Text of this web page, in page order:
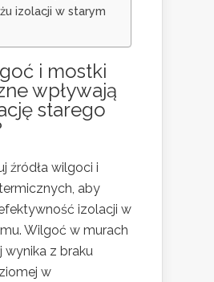
izolacji w starym
i mostki
wpływają
starego
źródła wilgoci i
aby
izolacji w
Wilgoć w murach
wynika z braku
w